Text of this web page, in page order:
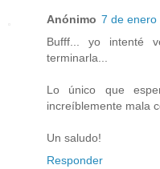
Anónimo 7 de enero
Bufff... yo intenté
terminarla...
Lo único que
increíblemente mala
Un saludo!
Responder